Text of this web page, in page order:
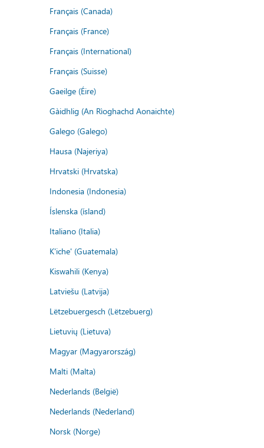
Français (Canada)
Français (France)
Français (International)
Français (Suisse)
Gaeilge (Éire)
Gàidhlig (An Rìoghachd Aonaichte)
Galego (Galego)
Hausa (Najeriya)
Hrvatski (Hrvatska)
Indonesia (Indonesia)
Íslenska (ísland)
Italiano (Italia)
K'iche' (Guatemala)
Kiswahili (Kenya)
Latviešu (Latvija)
Lëtzebuergesch (Lëtzebuerg)
Lietuvių (Lietuva)
Magyar (Magyarország)
Malti (Malta)
Nederlands (België)
Nederlands (Nederland)
Norsk (Norge)